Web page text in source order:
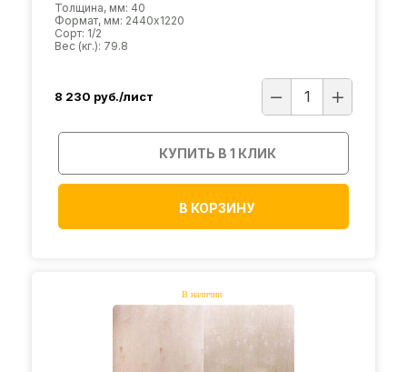
Толщина, мм: 40
Формат, мм: 2440х1220
Сорт: 1/2
Вес (кг.): 79.8
8 230 руб./лист
КУПИТЬ В 1 КЛИК
В КОРЗИНУ